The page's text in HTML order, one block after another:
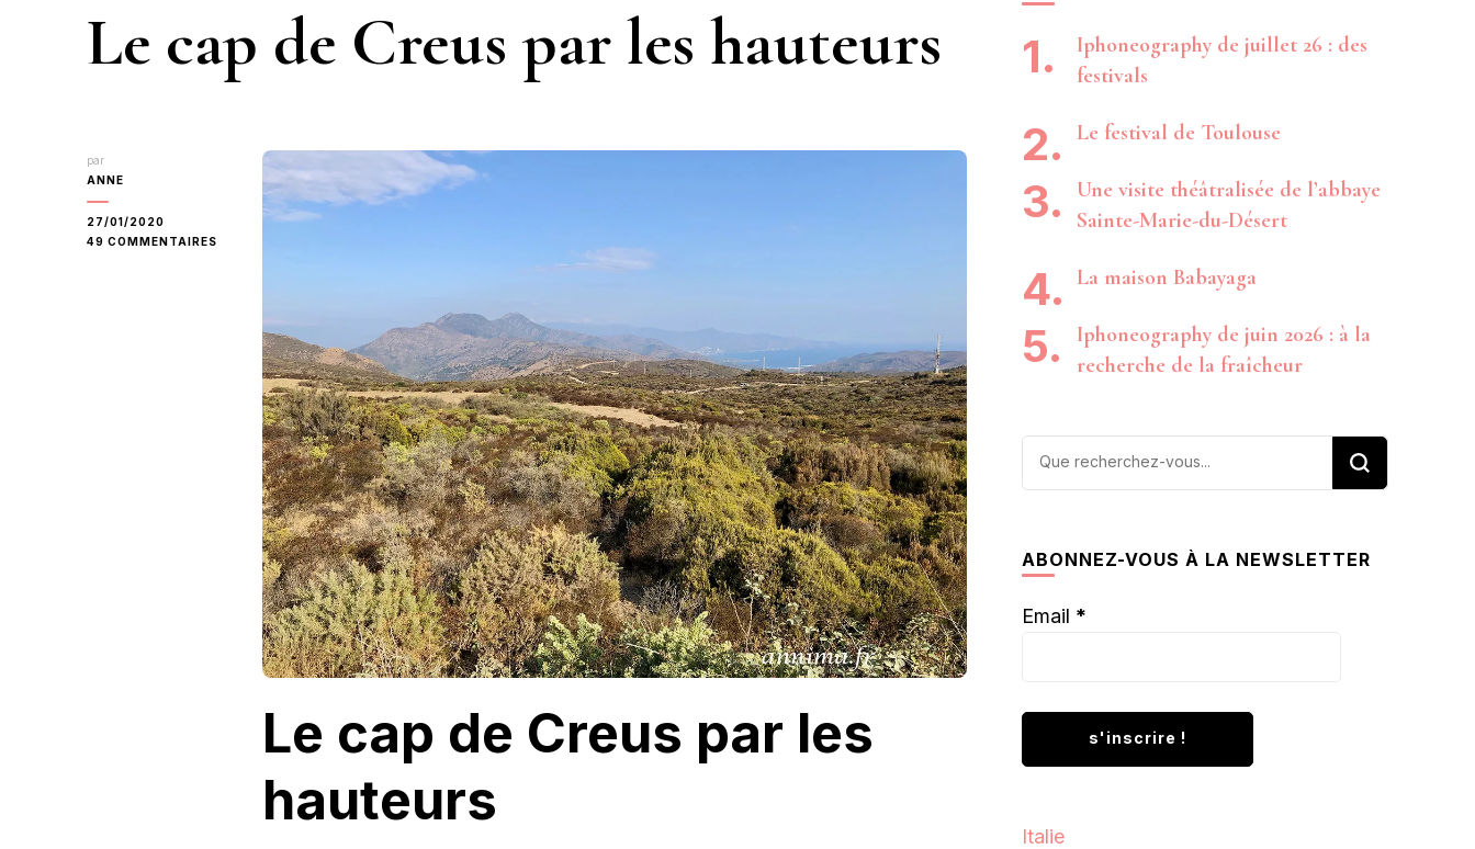
Le cap de Creus par les hauteurs
par
ANNE
27/01/2020
49 COMMENTAIRES
HAUTEURS
Le cap de Creus par les
hauteurs
Iphoneography de juillet 26 : des
festivals
Le festival de Toulouse
Une visite théâtralisée de l’abbaye
Sainte-Marie-du-Désert
La maison Babayaga
Iphoneography de juin 2026 : à la
recherche de la fraîcheur
Vous
ABONNEZ-VOUS À LA NEWSLETTER
Email *
Italie